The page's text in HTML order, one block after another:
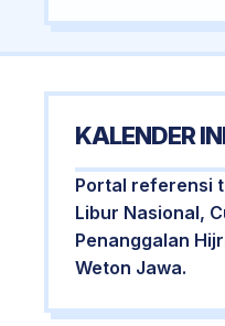
KALENDER
Portal referensi
Libur Nasional,
Penanggalan
Weton Jawa.